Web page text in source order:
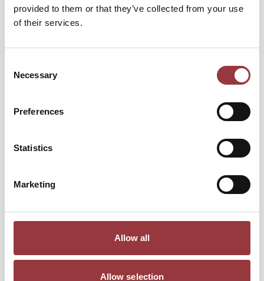
provided to them or that they’ve collected from your use
of their services.
Selection
Necessary
Preferences
Statistics
Marketing
Allow all
Allow selection
Lägg till i kundvagn